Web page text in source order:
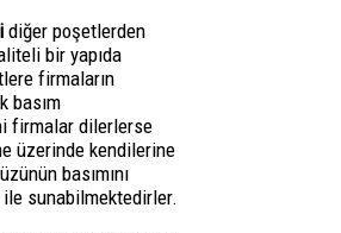
diğer poşetlerden
bir yapıda
firmaların
basım
firmalar dilerlerse
üzerinde kendilerine
basımını
sunabilmektedirler.